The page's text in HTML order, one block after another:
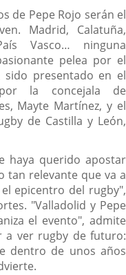
de Pepe Rojo serán el
Madrid, Calatuña,
Vasco… ninguna
pelea por el
presentado en el
la concejala de
Mayte Martínez, y el
de Castilla y León,
haya querido apostar
tan relevante que va a
epicentro del rugby",
"Valladolid y Pepe
el evento", admite
a ver rugby de futuro:
dentro de unos años